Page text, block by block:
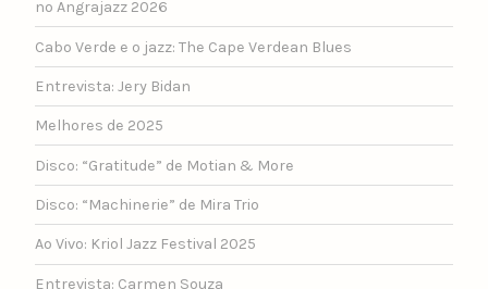
no Angrajazz 2026
Cabo Verde e o jazz: The Cape Verdean Blues
Entrevista: Jery Bidan
Melhores de 2025
Disco: “Gratitude” de Motian & More
Disco: “Machinerie” de Mira Trio
Ao Vivo: Kriol Jazz Festival 2025
Entrevista: Carmen Souza